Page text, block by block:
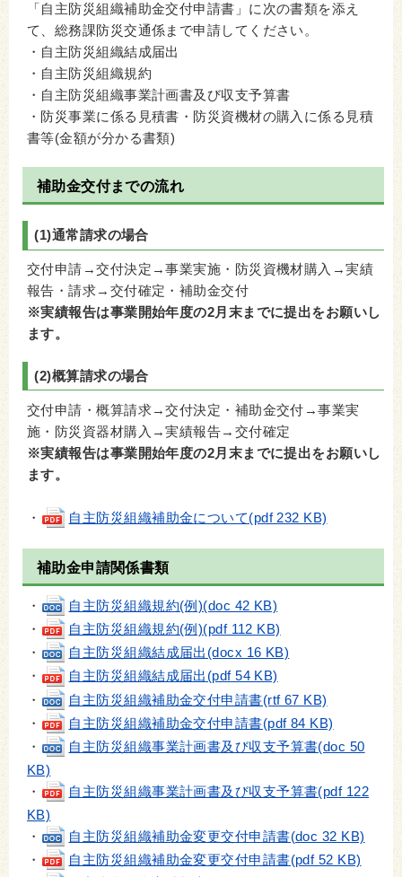
「自主防災組織補助金交付申請書」に次の書類を添え
て、総務課防災交通係まで申請してください。
・自主防災組織結成届出
・自主防災組織規約
・自主防災組織事業計画書及び収支予算書
・防災事業に係る見積書・防災資機材の購入に係る見積
書等(金額が分かる書類)
補助金交付までの流れ
(1)通常請求の場合
交付申請→交付決定→事業実施・防災資機材購入→実績
報告・請求→交付確定・補助金交付
※実績報告は事業開始年度の2月末までに提出をお願いし
ます。
(2)概算請求の場合
交付申請・概算請求→交付決定・補助金交付→事業実
施・防災資器材購入→実績報告→交付確定
※実績報告は事業開始年度の2月末までに提出をお願いし
ます。
・ 自主防災組織補助金について(pdf 232 KB)
補助金申請関係書類
・
自主防災組織規約(例)(doc 42 KB)
・
自主防災組織規約(例)(pdf 112 KB)
・
自主防災組織結成届出(docx 16 KB)
・
自主防災組織結成届出(pdf 54 KB)
・
自主防災組織補助金交付申請書(rtf 67 KB)
・
自主防災組織補助金交付申請書(pdf 84 KB)
・
自主防災組織事業計画書及び収支予算書(doc 50
KB)
・
自主防災組織事業計画書及び収支予算書(pdf 122
KB)
・
自主防災組織補助金変更交付申請書(doc 32 KB)
・
自主防災組織補助金変更交付申請書(pdf 52 KB)